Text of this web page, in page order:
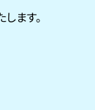
ます。